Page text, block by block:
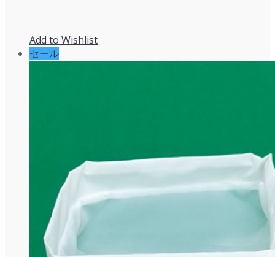
Add to Wishlist
セール